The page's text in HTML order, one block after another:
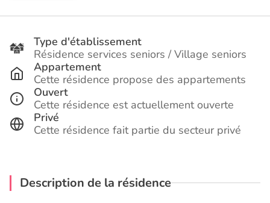
Type d'établissement
Résidence services seniors / Village seniors
Appartement
Cette résidence propose des appartements
Ouvert
Cette résidence est actuellement ouverte
Privé
Cette résidence fait partie du secteur privé
Description de la résidence